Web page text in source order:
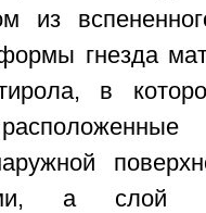
из
гнезда
в
а слой